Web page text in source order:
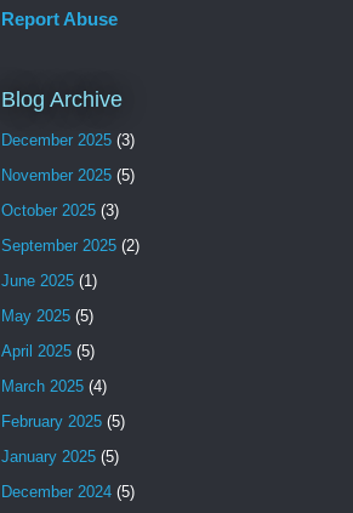
Report Abuse
Blog Archive
December 2025 (3)
November 2025 (5)
October 2025 (3)
September 2025 (2)
June 2025 (1)
May 2025 (5)
April 2025 (5)
March 2025 (4)
February 2025 (5)
January 2025 (5)
December 2024 (5)